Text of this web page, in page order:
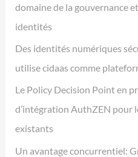
domaine de la gouvernance
identités
Des identités numériques
utilise cidaas comme
Le Policy Decision Point en
d’intégration AuthZEN pour
existants
Un avantage concurrentiel: